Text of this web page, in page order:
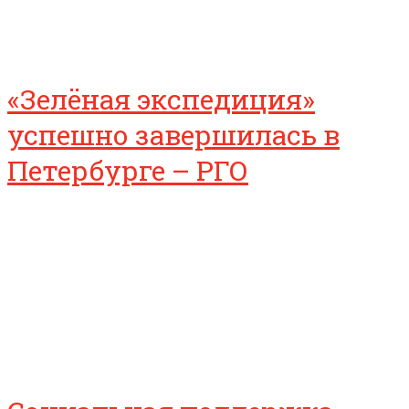
«Зелёная экспедиция»
успешно завершилась в
Петербурге – РГО